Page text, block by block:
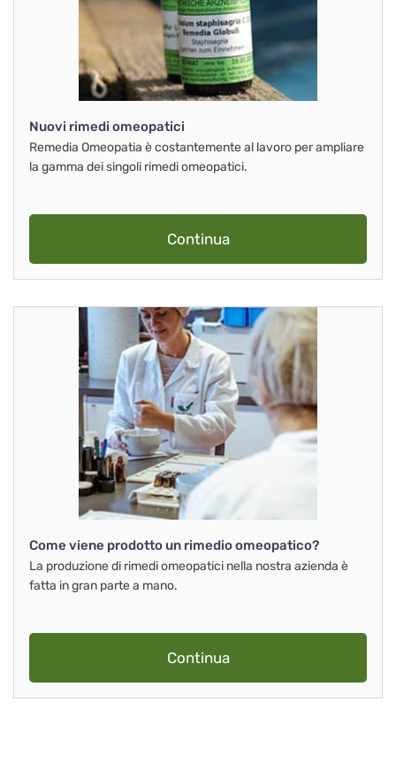
Nuovi rimedi omeopatici
Remedia Omeopatia è costantemente al lavoro per ampliare
la gamma dei singoli rimedi omeopatici.
Continua
Come viene prodotto un rimedio omeopatico?
La produzione di rimedi omeopatici nella nostra azienda è
fatta in gran parte a mano.
Continua